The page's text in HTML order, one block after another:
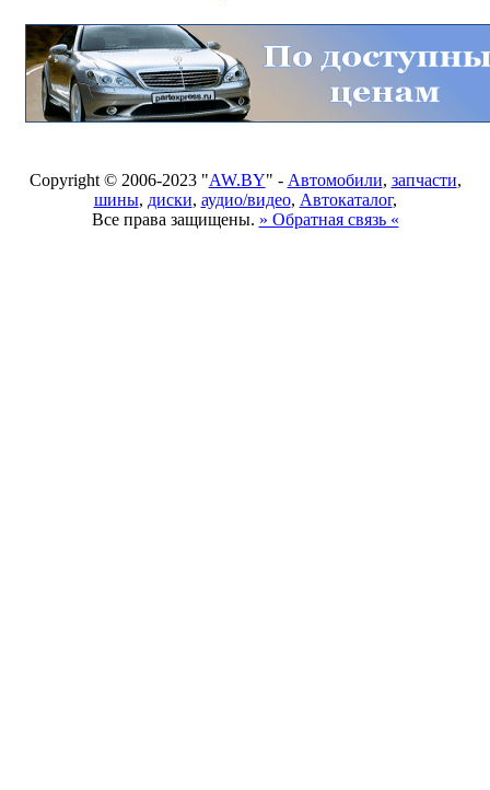
Copyright © 2006-2023 "AW.BY" - Автомобили, запчасти,
шины, диски, аудио/видео, Автокаталог,
Все права защищены. » Обратная связь «